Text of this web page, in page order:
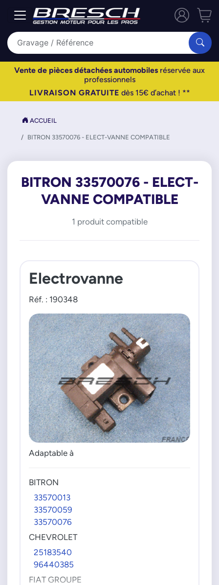
Vente de pièces détachées automobiles réservée aux
professionnels
LIVRAISON GRATUITE dès 15€ d’achat ! **
ACCUEIL
BITRON 33570076 - ELECT-VANNE COMPATIBLE
BITRON 33570076 - ELECT-
VANNE COMPATIBLE
1 produit compatible
Electrovanne
Réf. : 190348
Adaptable à
BITRON
33570013
33570059
33570076
CHEVROLET
25183540
96440385
FIAT GROUPE